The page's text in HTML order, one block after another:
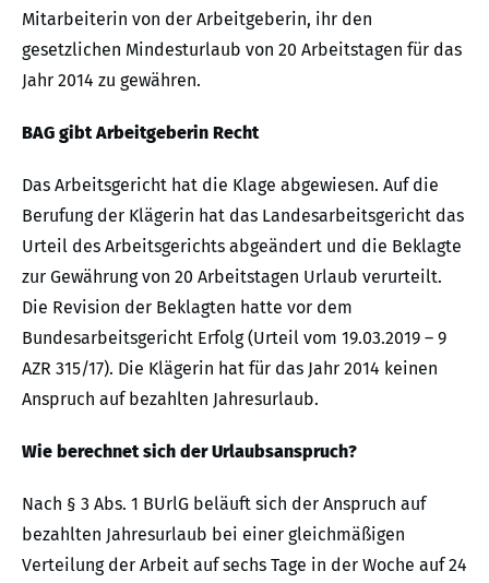
Mitarbeiterin von der Arbeitgeberin, ihr den
gesetzlichen Mindesturlaub von 20 Arbeitstagen für das
Jahr 2014 zu gewähren.
BAG gibt Arbeitgeberin Recht
Das Arbeitsgericht hat die Klage abgewiesen. Auf die
Berufung der Klägerin hat das Landesarbeitsgericht das
Urteil des Arbeitsgerichts abgeändert und die Beklagte
zur Gewährung von 20 Arbeitstagen Urlaub verurteilt.
Die Revision der Beklagten hatte vor dem
Bundesarbeitsgericht Erfolg (Urteil vom 19.03.2019 – 9
AZR 315/17). Die Klägerin hat für das Jahr 2014 keinen
Anspruch auf bezahlten Jahresurlaub.
Wie berechnet sich der Urlaubsanspruch?
Nach § 3 Abs. 1 BUrlG beläuft sich der Anspruch auf
bezahlten Jahresurlaub bei einer gleichmäßigen
Verteilung der Arbeit auf sechs Tage in der Woche auf 24